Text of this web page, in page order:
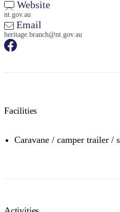
Website
nt.gov.au
Email
heritage.branch@nt.gov.au
Facilities
Caravane / camper trailer /